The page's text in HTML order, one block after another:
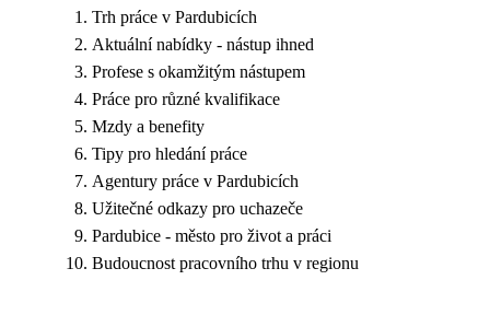
Trh práce v Pardubicích
Aktuální nabídky - nástup ihned
Profese s okamžitým nástupem
Práce pro různé kvalifikace
Mzdy a benefity
Tipy pro hledání práce
Agentury práce v Pardubicích
Užitečné odkazy pro uchazeče
Pardubice - město pro život a práci
Budoucnost pracovního trhu v regionu